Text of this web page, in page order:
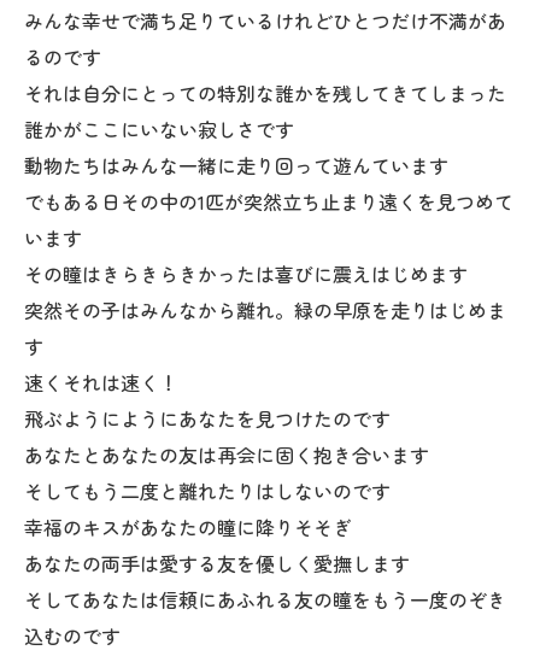
みんな幸せで満ち足りているけれどひとつだけ不満があ
るのです
それは自分にとっての特別な誰かを残してきてしまった
誰かがここにいない寂しさです
動物たちはみんな一緒に走り回って遊んています
でもある日その中の1匹が突然立ち止まり遠くを見つめて
います
その瞳はきらきらきかったは喜びに震えはじめます
突然その子はみんなから離れ。緑の早原を走りはじめま
す
速くそれは速く！
飛ぶようにようにあなたを見つけたのです
あなたとあなたの友は再会に固く抱き合います
そしてもう二度と離れたりはしないのです
幸福のキスがあなたの瞳に降りそそぎ
あなたの両手は愛する友を優しく愛撫します
そしてあなたは信頼にあふれる友の瞳をもう一度のぞき
込むのです